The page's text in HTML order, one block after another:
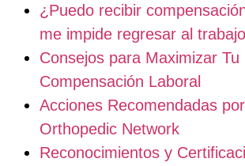
¿Puedo recibir
me impide regresar al
Consejos para Maximizar Tu
Compensación Laboral
Acciones Recomendadas
Orthopedic Network
Reconocimientos y